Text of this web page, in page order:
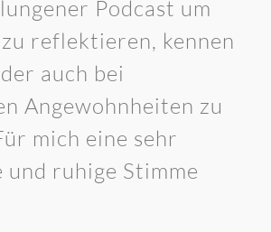
Podcast um
reflektieren, kennen
auch bei
Angewohnheiten zu
mich eine sehr
und ruhige Stimme